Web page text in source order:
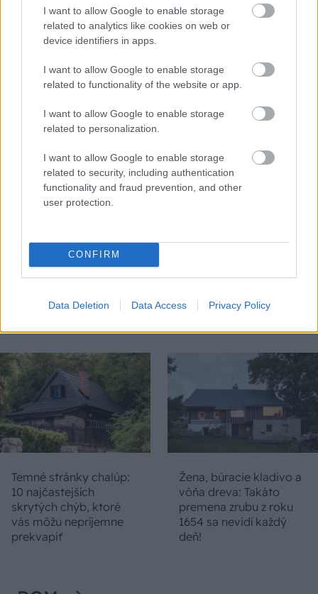
I want to allow Google to enable storage
related to analytics like cookies on web or
device identifiers in apps.
I want to allow Google to enable storage
related to functionality of the website or app.
I want to allow Google to enable storage
related to personalization.
I want to allow Google to enable storage
related to security, including authentication
functionality and fraud prevention, and other
user protection.
CONFIRM
Data Deletion Data Access Privacy Policy
ochabnuté izbové
rastliny? Pravda vás
možno prekvapí
nakladačiek: Ako ich
podporiť k druhej vlne
Na Morave prerobila
starú chalupu na
nepoznanie: Keď
že nie ste v Toskánsku
S motorovou pílou sa
Slovák sa nebál a v
montovaný domček v
Temné stránky chalúp:
10 najčastejších
skrytých chýb, ktoré
vás môžu nepríjemne
prekvapiť
Žena, búracie kladivo a
vôňa dreva: Takáto
premena zrubu z roku
1654 sa nevidí každý
deň!